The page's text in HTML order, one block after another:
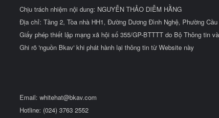
Chịu trách nhiệm nội dung: NGUYỄN THẢO DIỄM HẰNG
Địa chỉ: Tầng 2, Tòa nhà HH1, Đường Dương Đình Nghệ, Phường
Giấy phép thiết lập mạng xã hội số 355/GP-BTTTT do Bộ Thông tin
Ghi rõ 'nguồn Bkav' khi phát hành lại thông tin từ Website này
Email: whitehat@bkav.com
Hotline: (024) 3763 2552